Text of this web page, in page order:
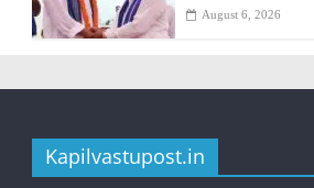
August 6, 2026
Kapilvastupost.in